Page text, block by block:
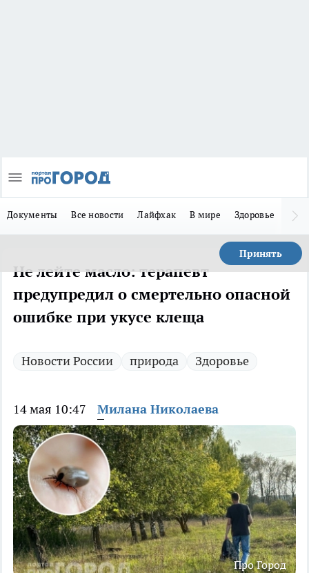
Документы Все новости Лайфхак В мире Здоровье
Принять
Не лейте масло: терапевт
предупредил о смертельно опасной
ошибке при укусе клеща
Новости России природа Здоровье
14 мая 10:47 Милана Николаева
Про Город